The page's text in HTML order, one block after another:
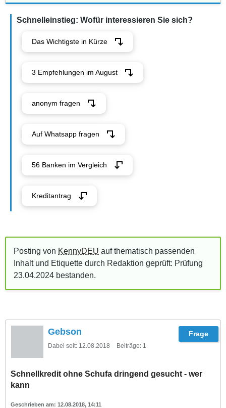
Schnelleinstieg: Wofür interessieren Sie sich?
Das Wichtigste in Kürze
3 Empfehlungen im August
anonym fragen
Auf Whatsapp fragen
56 Banken im Vergleich
Kreditantrag
Posting von KennyDEU auf thematisch passenden
Inhalt und Etiquette durch Redaktion geprüft: Prüfung
23.04.2024 bestanden.
Gebson
Dabei seit: 12.08.2018 Beiträge: 1
Schnellkredit ohne Schufa dringend gesucht - wer
kann
12.08.2018, 14:11